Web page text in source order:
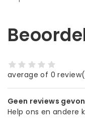
average of 0
Geen reviews
Help ons en andere